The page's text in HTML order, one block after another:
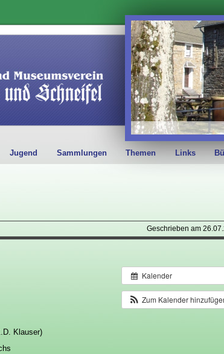
Jugend Sammlungen Themen Links
Geschrieben am
Kalender
Zum Kalender
Klauser)